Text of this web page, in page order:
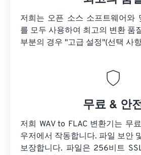
저희는 오픈 소스 소프트웨어와
를 모두 사용하여 최고의 변환 품
부분의 경우 "고급 설정"(선택 사
무료 & 안
저희 WAV to FLAC 변환기는 무
우저에서 작동합니다. 파일 보안
보장합니다. 파일은 256비트